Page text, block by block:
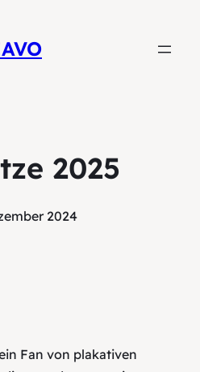
2025
2024
Fan von plakativen